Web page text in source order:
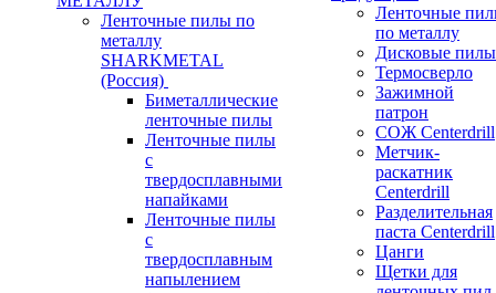
Ленточные пилы по
металлу
SHARKMETAL
(Россия)
Биметаллические
ленточные пилы
Ленточные пилы
с
твердосплавными
напайками
Ленточные пилы
с
твердосплавным
напылением
Ленточные
по металлу
Дисковые пилы
Термосверло
Зажимной
патрон
СОЖ Centerdrill
Метчик-
раскатник
Centerdrill
Разделительная
паста Centerdrill
Цанги
Щетки для